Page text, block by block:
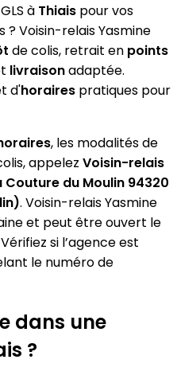
à Thiais pour vos
Voisin-relais Yasmine
de colis, retrait en points
livraisonadaptée.
d'horaires pratiques pour
, les modalités de
appelez Voisin-relais
Couture du Moulin 94320
. Voisin-relais Yasmine
et peut être ouvert le
si l’agence est
le numéro de
dans une
?